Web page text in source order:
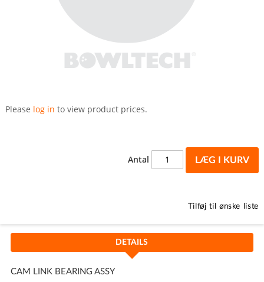
tilPlease log in to view product prices.
Antal LÆG I KURV
Tilføj til ønske liste
DETAILS
CAM LINK BEARING ASSY